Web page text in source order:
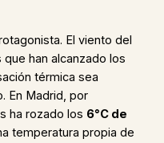
El viento del
han alcanzado los
térmica sea
En Madrid, por
ha rozado los 6°C de
temperatura propia de